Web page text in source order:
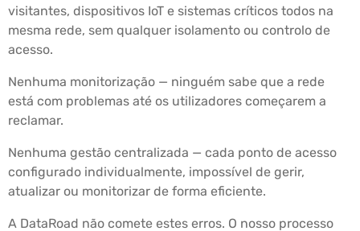
visitantes, dispositivos IoT e sistemas críticos todos na
mesma rede, sem qualquer isolamento ou controlo de
acesso.
Nenhuma monitorização — ninguém sabe que a rede
está com problemas até os utilizadores começarem a
reclamar.
Nenhuma gestão centralizada — cada ponto de acesso
configurado individualmente, impossível de gerir,
atualizar ou monitorizar de forma eficiente.
A DataRoad não comete estes erros. O nosso processo